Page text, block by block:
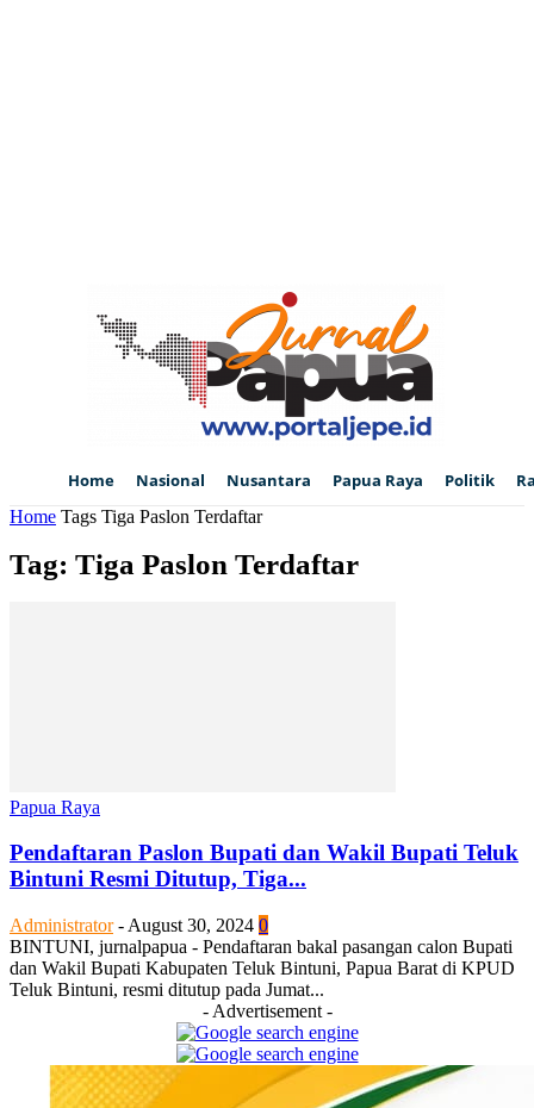
Home Nasional Nusantara Papua Raya Politik
Home Tags Tiga Paslon Terdaftar
Tag: Tiga Paslon Terdaftar
Papua Raya
Pendaftaran Paslon Bupati dan Wakil Bupati Teluk
Bintuni Resmi Ditutup, Tiga...
Administrator - August 30, 2024 0
BINTUNI, jurnalpapua - Pendaftaran bakal pasangan calon Bupati
dan Wakil Bupati Kabupaten Teluk Bintuni, Papua Barat di KPUD
Teluk Bintuni, resmi ditutup pada Jumat...
- Advertisement -